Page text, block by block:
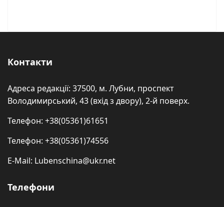
Контакти
Адреса редакції: 37500, м. Лубни, проспект
Володимирський, 43 (вхід з двору), 2-й поверх.
Телефон: +38(05361)61651
Телефон: +38(05361)74556
E-Mail: Lubenschina@ukr.net
Телефони